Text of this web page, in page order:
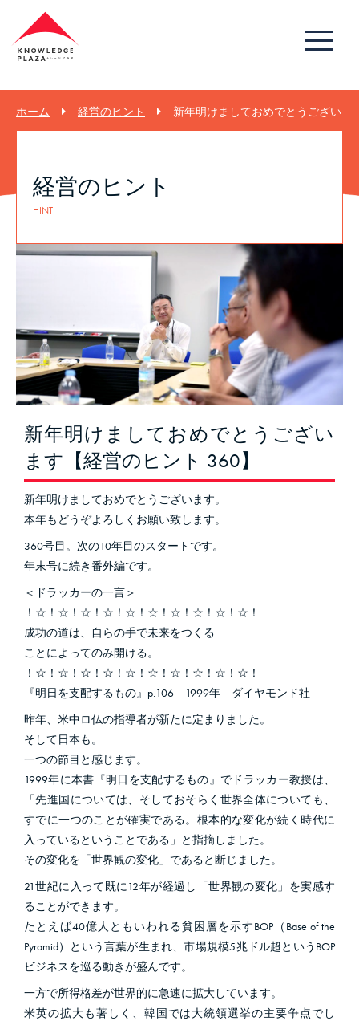
ホーム 経営のヒント 新年明けましておめでとうございま
経営のヒント
HINT
新年明けましておめでとうござい
ます【経営のヒント 360】
新年明けましておめでとうございます。
本年もどうぞよろしくお願い致します。
360号目。次の10年目のスタートです。
年末号に続き番外編です。
＜ドラッカーの一言＞
！☆！☆！☆！☆！☆！☆！☆！☆！☆！☆！
成功の道は、自らの手で未来をつくる
ことによってのみ開ける。
！☆！☆！☆！☆！☆！☆！☆！☆！☆！☆！
『明日を支配するもの』p.106 1999年 ダイヤモンド社
昨年、米中ロ仏の指導者が新たに定まりました。
そして日本も。
一つの節目と感じます。
1999年に本書『明日を支配するもの』でドラッカー教授は、
「先進国については、そしておそらく世界全体についても、
すでに一つのことが確実である。根本的な変化が続く時代に
入っているということである」と指摘しました。
その変化を「世界観の変化」であると断じました。
21世紀に入って既に12年が経過し「世界観の変化」を実感す
ることができます。
たとえば40億人ともいわれる貧困層を示すBOP（Base of the
Pyramid）という言葉が生まれ、市場規模5兆ドル超というBOP
ビジネスを巡る動きが盛んです。
一方で所得格差が世界的に急速に拡大しています。
米英の拡大も著しく、韓国では大統領選挙の主要争点でし